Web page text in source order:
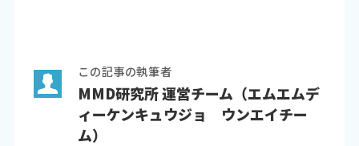
この記事の執筆者
MMD研究所 運営チーム（エムエムデ
ィーケンキュウジョ ウンエイチー
ム）